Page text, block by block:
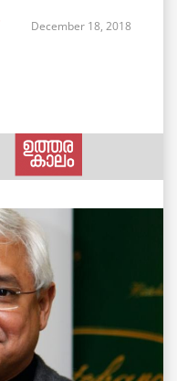
December 18, 2018